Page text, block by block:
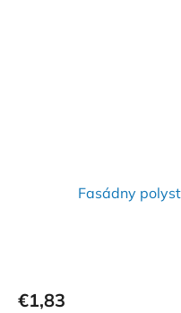
Fasádny
€1,83